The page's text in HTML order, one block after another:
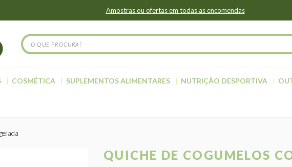
Amostras ou ofertas em todas as encomendas
COSMÉTICA SUPLEMENTOS ALIMENTARES NUTRIÇÃO DESPORTIVA
QUICHE DE COGUMELOS